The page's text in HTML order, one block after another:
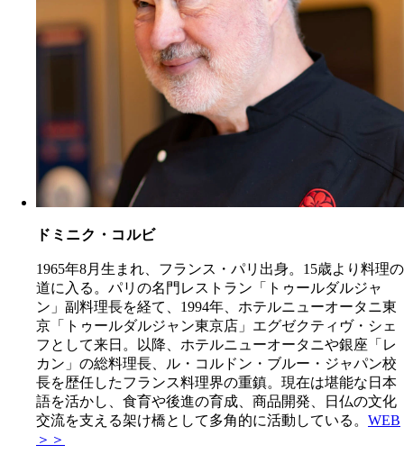
ドミニク・コルビ
1965年8月生まれ、フランス・パリ出身。15歳より料理の
道に入る。パリの名門レストラン「トゥールダルジャ
ン」副料理長を経て、1994年、ホテルニューオータニ東
京「トゥールダルジャン東京店」エグゼクティヴ・シェ
フとして来日。以降、ホテルニューオータニや銀座「レ
カン」の総料理長、ル・コルドン・ブルー・ジャパン校
長を歴任したフランス料理界の重鎮。現在は堪能な日本
語を活かし、食育や後進の育成、商品開発、日仏の文化
交流を支える架け橋として多角的に活動している。 WEB
＞＞